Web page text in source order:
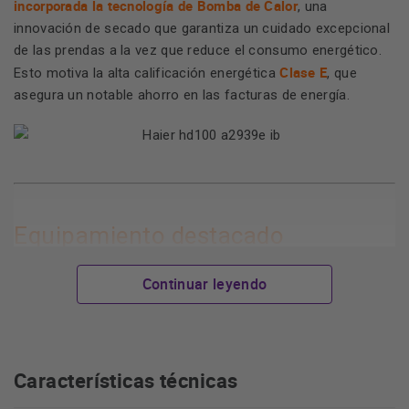
incorporada la tecnología de Bomba de Calor, una
innovación de secado que garantiza un cuidado excepcional
de las prendas a la vez que reduce el consumo energético.
Esto motiva la alta calificación energéticaClase E, que
asegura un notable ahorro en las facturas de energía.
Equipamiento destacado
lavado. Este avanzado sistema de refrescado mantiene
Continuar leyendo
Características técnicas